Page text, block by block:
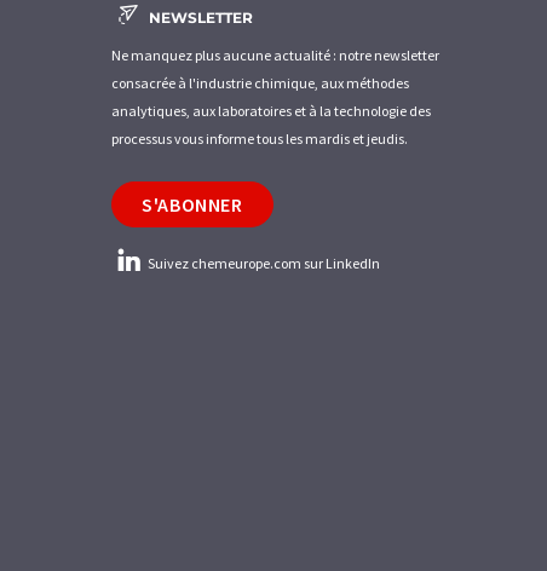
NEWSLETTER
Ne manquez plus aucune actualité : notre newsletter
consacrée à l'industrie chimique, aux méthodes
analytiques, aux laboratoires et à la technologie des
processus vous informe tous les mardis et jeudis.
S'ABONNER
Suivez chemeurope.com sur LinkedIn